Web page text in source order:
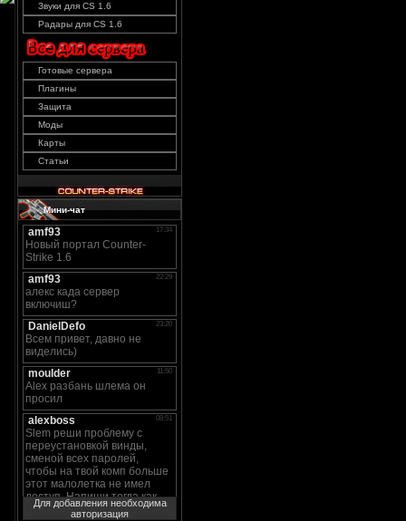
Звуки для CS 1.6
Радары для CS 1.6
Готовые сервера
Плагины
Защита
Моды
Карты
Статьи
Мини-чат
Для добавления необходима
авторизация